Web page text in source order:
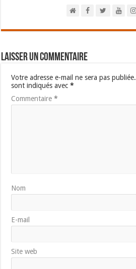
Laisser un commentaire
Votre adresse e-mail ne sera pas publiée.
sont indiqués avec*
Commentaire*
Nom
E-mail
Site web